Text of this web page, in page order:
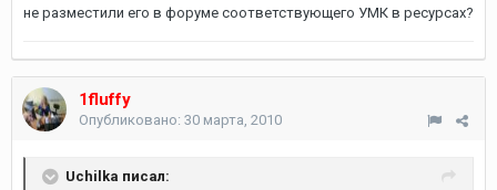
не разместили его в форуме соответствующего УМК в ресурсах?
1fluffy
Опубликовано: 30 марта, 2010
Uchilka писал: